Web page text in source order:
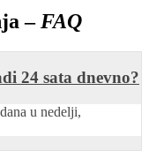
– FAQ
24 sata dnevno?
u nedelji,